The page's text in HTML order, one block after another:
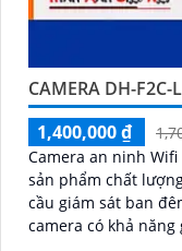
CAMERA DH-F2C-
1,400,000 ₫
Camera an ninh Wifi
sản phẩm chất
cầu giám sát ban đêm. Với tính năng hồng ngoại
camera có khả